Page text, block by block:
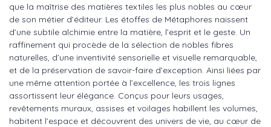
que la maîtrise des matières textiles les plus nobles au cœur
de son métier d’éditeur. Les étoffes de Métaphores naissent
d’une subtile alchimie entre la matière, l’esprit et le geste. Un
raffinement qui procède de la sélection de nobles fibres
naturelles, d’une inventivité sensorielle et visuelle remarquable,
et de la préservation de savoir-faire d’exception. Ainsi liées par
une même attention portée à l’excellence, les trois lignes
assortissent leur élégance. Conçus pour leurs usages,
revêtements muraux, assises et voilages habillent les volumes,
habitent l’espace et découvrent des univers de vie, au cœur de